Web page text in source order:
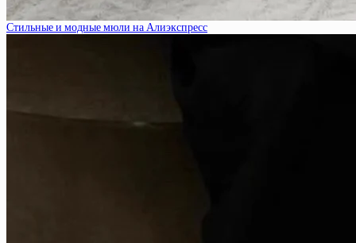
Стильные и модные мюли на Алиэкспресс